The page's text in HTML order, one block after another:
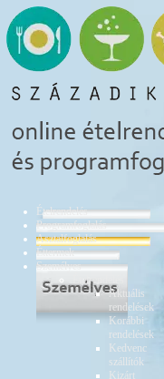
Ételrendelés
Programfoglalás
Asztalfoglalás
Éttermek
Személyes
Ételrendelés
Aktuális
rendelések
Korábbi
rendelések
Kedvenc
szállítók
Kizárt